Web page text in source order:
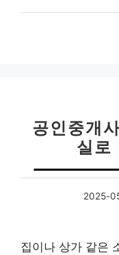
공인중개
실로
2025-
집이나 상가 같은